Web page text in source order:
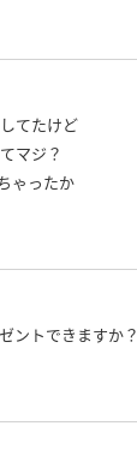
てたけど
マジ？
ゃったか
ントできますか？